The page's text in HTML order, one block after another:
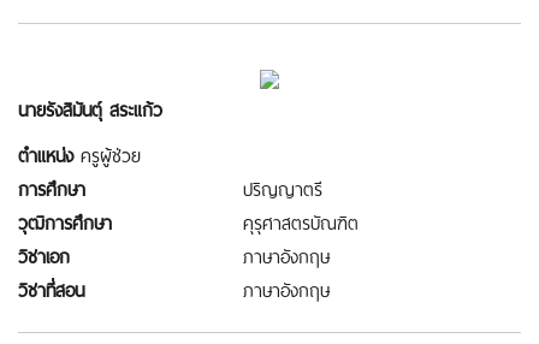
นายรังสิมันตุ์ สระแก้ว
ตำแหน่งครูผู้ช่วย
การศึกษา
ปริญญาตรี
วุฒิการศึกษา
คุรุศาสตรบัณฑิต
วิชาเอก
ภาษาอังกฤษ
วิชาที่สอน
ภาษาอังกฤษ